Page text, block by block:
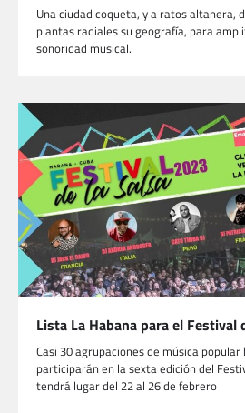
Una ciudad coqueta, y a ratos altanera,
plantas radiales su geografía, para
sonoridad musical.
Lista La Habana para el Festival
Casi 30 agrupaciones de música popular
participarán en la sexta edición del
tendrá lugar del 22 al 26 de febrero